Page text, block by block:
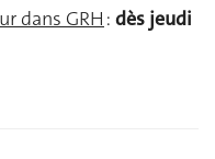
dans GRH : dès jeudi